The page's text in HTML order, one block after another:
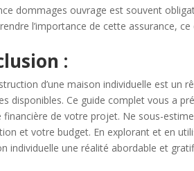
dommages ouvrage est souvent
l’importance de cette assurance,
:
d’une maison individuelle est un
disponibles. Ce guide complet vous a
financière de votre projet. Ne sous-
et votre budget. En explorant et en
individuelle une réalité abordable et